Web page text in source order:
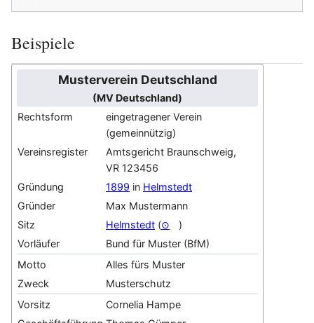
Beispiele
Musterverein Deutschland
(MV Deutschland)
Rechtsform
eingetragener Verein
(gemeinnützig)
Vereinsregister
Amtsgericht Braunschweig,
VR 123456
Gründung
1899 in Helmstedt
Gründer
Max Mustermann
Sitz
Helmstedt (⊙
)
Vorläufer
Bund für Muster (BfM)
Motto
Alles fürs Muster
Zweck
Musterschutz
Vorsitz
Cornelia Hampe